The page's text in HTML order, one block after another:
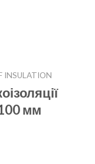
INSULATION
мм